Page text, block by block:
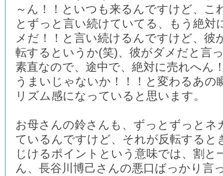
～ん！！といつも来るんですけど、こ
とずっと言い続けていてる、もう絶対
メだ！！と言い続けるんですけど、彼
転するというか(笑)、彼がダメだと言
素直なので、途中で、絶対に売れへん
うまいじゃないか！！！と変わるあの
リズム感になっていると思います。
お母さんの鈴さんも、ずっとずっとネ
ているんですけど、それが反転すると
じけるポイントという意味では、割と
ん、長谷川博己さんの悪口ばっかり言